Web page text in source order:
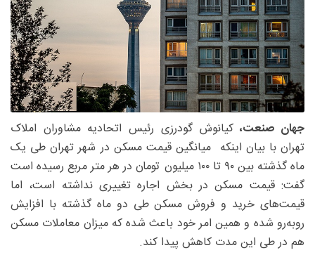
جهان صنعت، کیانوش گودرزی رئیس اتحادیه مشاوران املاک
تهران با بیان اینکه میانگین قیمت مسکن در شهر تهران طی یک
ماه گذشته بین ۹۰ تا ۱۰۰ میلیون تومان در هر متر مربع رسیده است
گفت: قیمت مسکن در بخش اجاره تغییری نداشته است، اما
قیمت‌های خرید و فروش مسکن طی دو ماه گذشته با افزایش
رو‌به‌رو شده و همین امر خود باعث شده که میزان معاملات مسکن
هم در طی این مدت کاهش پیدا کند.